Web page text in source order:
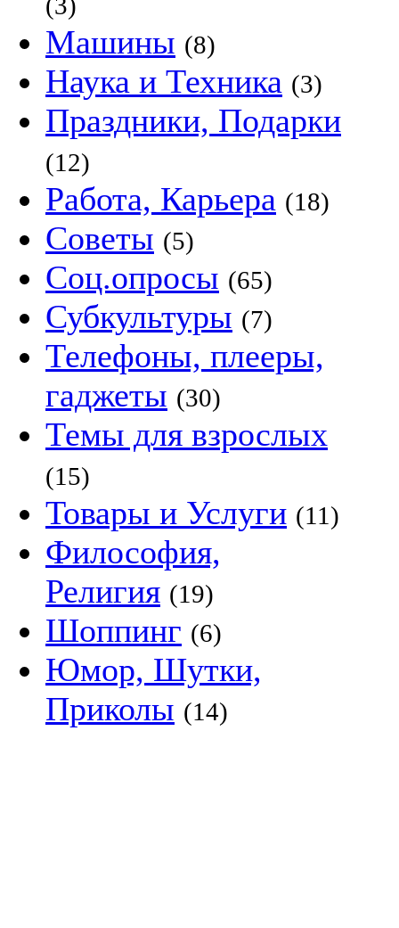
Машины (8)
Наука и Техника (3)
Праздники, Подарки
(12)
Работа, Карьера (18)
Советы (5)
Соц.опросы (65)
Субкультуры (7)
Телефоны, плееры,
гаджеты (30)
Темы для взрослых
(15)
Товары и Услуги (11)
Философия,
Религия (19)
Шоппинг (6)
Юмор, Шутки,
Приколы (14)